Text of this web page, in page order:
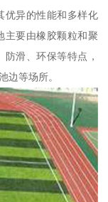
优异的性能和多样化
主要由橡胶颗粒和聚
滑、环保等特点，
边等场所。